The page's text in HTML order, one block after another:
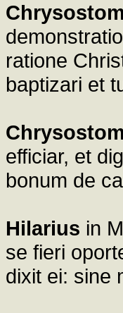
ratione
baptizari et
efficiar, et
bonum de
Hilarius in
se fieri
dixit ei: sine